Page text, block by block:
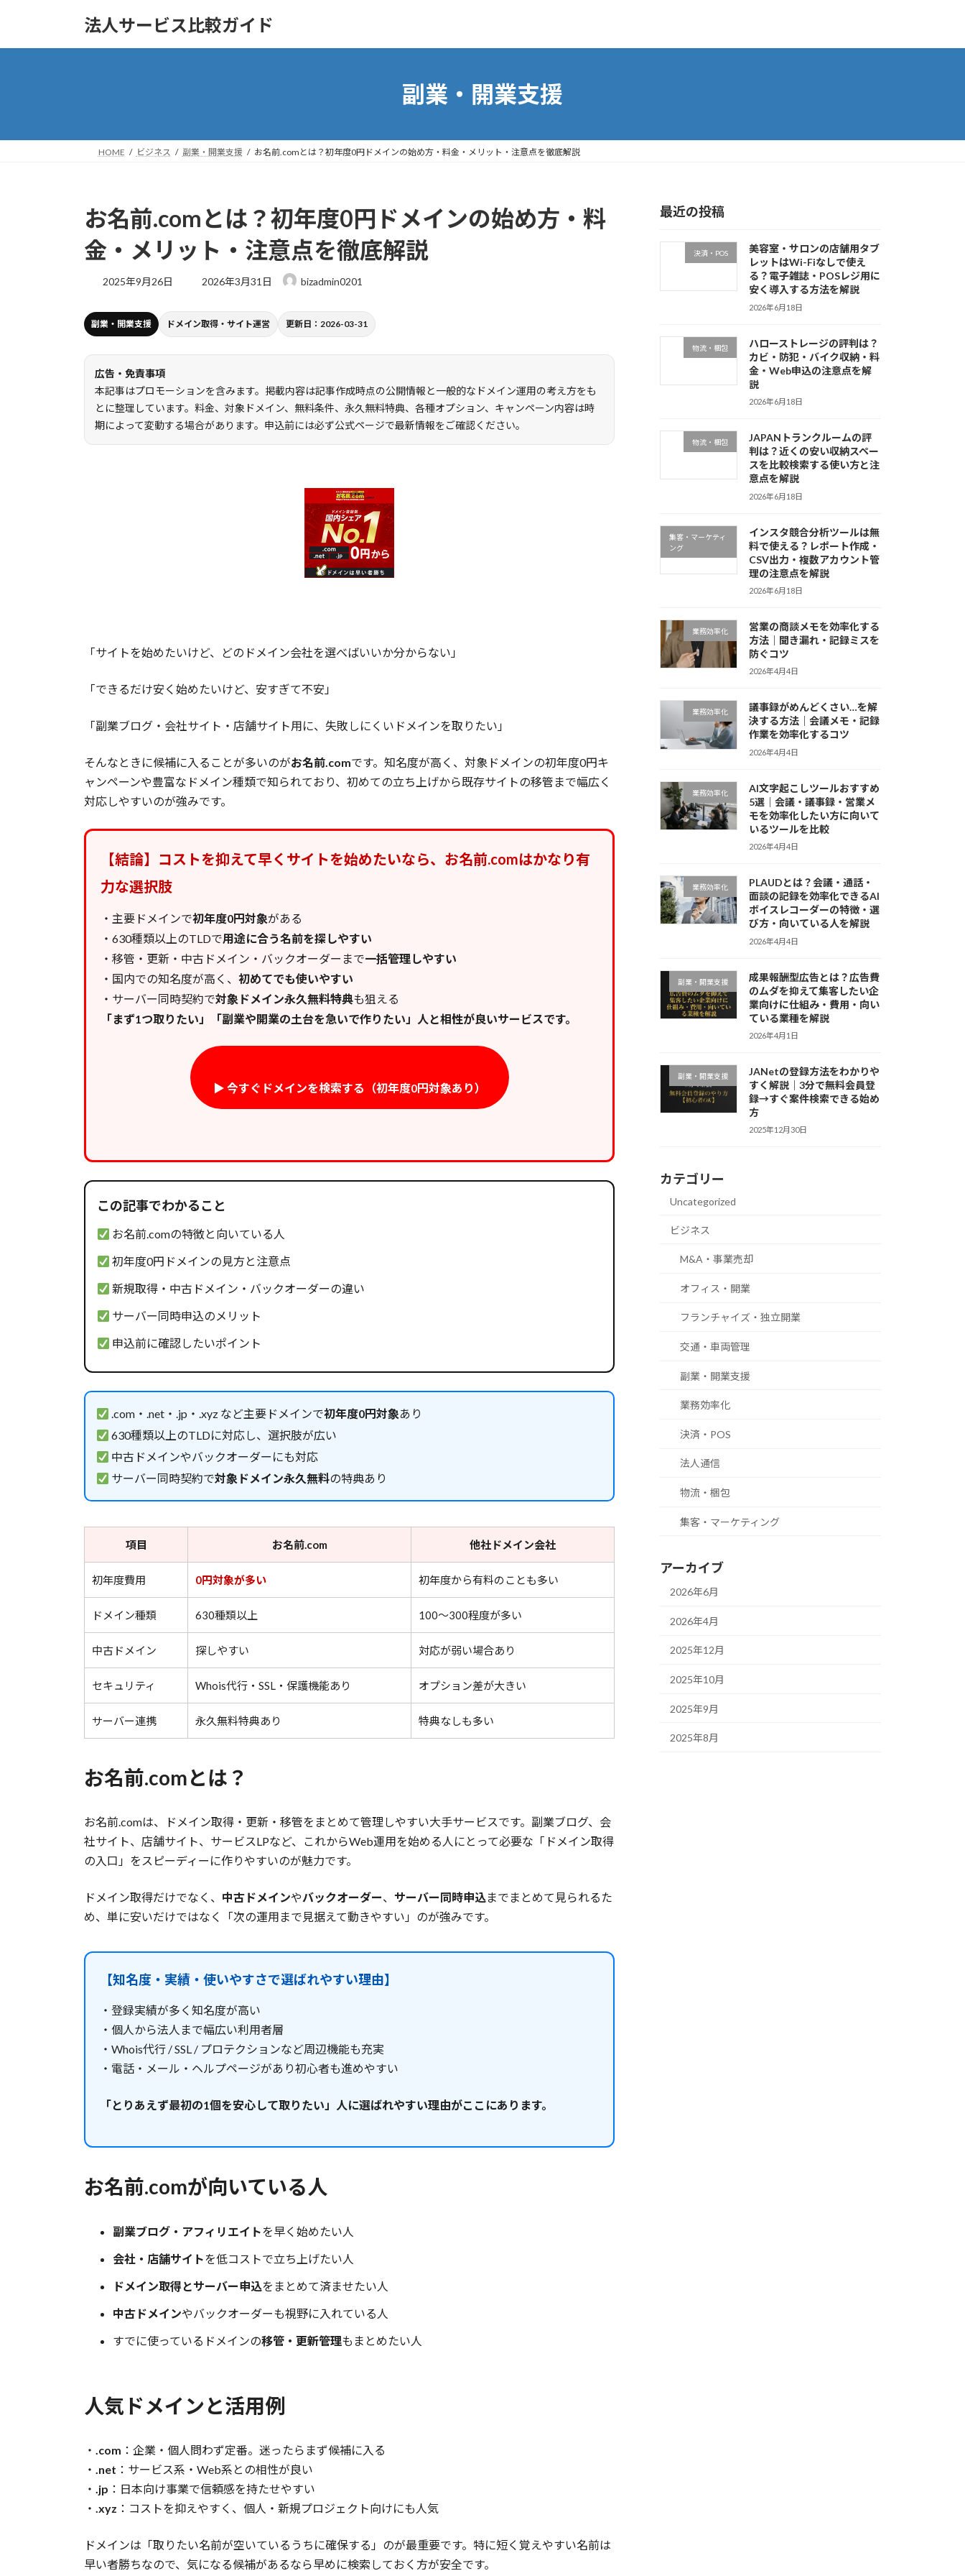
法人サービス比較ガイド
副業・開業支援
HOME ビジネス 副業・開業支援 お名前.comとは？初年度0円ドメインの始め方・料金・メリット・注意点を徹底解説
お名前.comとは？初年度0円ドメインの始め方・料
金・メリット・注意点を徹底解説
2025年9月26日
最
新
日
2026年3月31日 bizadmin0201
副業・開業支援 ドメイン取得・サイト運営 更新日：2026-03-31
広告・免責事項
本記事はプロモーションを含みます。掲載内容は記事作成時点の公開情報と一般的なドメイン運用の考え方をも
とに整理しています。料金、対象ドメイン、無料条件、永久無料特典、各種オプション、キャンペーン内容は時
期によって変動する場合があります。申込前には必ず公式ページで最新情報をご確認ください。
「サイトを始めたいけど、どのドメイン会社を選べばいいか分からない」
「できるだけ安く始めたいけど、安すぎて不安」
「副業ブログ・会社サイト・店舗サイト用に、失敗しにくいドメインを取りたい」
そんなときに候補に入ることが多いのがお名前.comです。知名度が高く、対象ドメインの初年度0円キ
ャンペーンや豊富なドメイン種類で知られており、初めての立ち上げから既存サイトの移管まで幅広く
対応しやすいのが強みです。
【結論】コストを抑えて早くサイトを始めたいなら、お名前.comはかなり有
力な選択肢
・主要ドメインで初年度0円対象がある
・630種類以上のTLDで用途に合う名前を探しやすい
・移管・更新・中古ドメイン・バックオーダーまで一括管理しやすい
・国内での知名度が高く、 初めてでも使いやすい
・サーバー同時契約で対象ドメイン永久無料特典も狙える
「まず1つ取りたい」「副業や開業の土台を急いで作りたい」人と相性が良いサービスです。
▶ 今すぐドメインを検索する（初年度0円対象あり）
この記事でわかること
お名前.comの特徴と向いている人
初年度0円ドメインの見方と注意点
新規取得・中古ドメイン・バックオーダーの違い
サーバー同時申込のメリット
申込前に確認したいポイント
.com・.net・.jp・.xyz など主要ドメインで初年度0円対象あり
630種類以上のTLDに対応し、選択肢が広い
中古ドメインやバックオーダーにも対応
サーバー同時契約で対象ドメイン永久無料の特典あり
項目 お名前.com 他社ドメイン会社
初年度費用 0円対象が多い 初年度から有料のことも多い
ドメイン種類 630種類以上 100〜300程度が多い
中古ドメイン 探しやすい 対応が弱い場合あり
セキュリティ Whois代行・SSL・保護機能あり オプション差が大きい
サーバー連携 永久無料特典あり 特典なしも多い
お名前.comとは？
お名前.comは、ドメイン取得・更新・移管をまとめて管理しやすい大手サービスです。副業ブログ、会
社サイト、店舗サイト、サービスLPなど、これからWeb運用を始める人にとって必要な「ドメイン取得
の入口」をスピーディーに作りやすいのが魅力です。
ドメイン取得だけでなく、 中古ドメインやバックオーダー、 サーバー同時申込までまとめて見られるた
め、単に安いだけではなく「次の運用まで見据えて動きやすい」のが強みです。
【知名度・実績・使いやすさで選ばれやすい理由】
・登録実績が多く知名度が高い
・個人から法人まで幅広い利用者層
・Whois代行 / SSL / プロテクションなど周辺機能も充実
・電話・メール・ヘルプページがあり初心者も進めやすい
「とりあえず最初の1個を安心して取りたい」人に選ばれやすい理由がここにあります。
お名前.comが向いている人
副業ブログ・アフィリエイトを早く始めたい人
会社・店舗サイトを低コストで立ち上げたい人
ドメイン取得とサーバー申込をまとめて済ませたい人
中古ドメインやバックオーダーも視野に入れている人
すでに使っているドメインの移管・更新管理もまとめたい人
人気ドメインと活用例
・ .com ：企業・個人問わず定番。迷ったらまず候補に入る
・ .net ：サービス系・Web系との相性が良い
・ .jp ：日本向け事業で信頼感を持たせやすい
・ .xyz ：コストを抑えやすく、個人・新規プロジェクト向けにも人気
ドメインは「取りたい名前が空いているうちに確保する」のが最重要です。特に短く覚えやすい名前は
早い者勝ちなので、気になる候補があるなら早めに検索しておく方が安全です。
最近の投稿
決済・POS
美容室・サロンの店舗用タブ
レットはWi-Fiなしで使え
る？電子雑誌・POSレジ用に
安く導入する方法を解説
2026年6月18日
物流・梱包
ハローストレージの評判は？
カビ・防犯・バイク収納・料
金・Web申込の注意点を解
説
2026年6月18日
物流・梱包
JAPANトランクルームの評
判は？近くの安い収納スペー
スを比較検索する使い方と注
意点を解説
2026年6月18日
集客・マーケティ
ング
インスタ競合分析ツールは無
料で使える？レポート作成・
CSV出力・複数アカウント管
理の注意点を解説
2026年6月18日
業務効率化
営業の商談メモを効率化する
方法｜聞き漏れ・記録ミスを
防ぐコツ
2026年4月4日
業務効率化
議事録がめんどくさい…を解
決する方法｜会議メモ・記録
作業を効率化するコツ
2026年4月4日
業務効率化
AI文字起こしツールおすすめ
5選｜会議・議事録・営業メ
モを効率化したい方に向いて
いるツールを比較
2026年4月4日
業務効率化
PLAUDとは？会議・通話・
面談の記録を効率化できるAI
ボイスレコーダーの特徴・選
び方・向いている人を解説
2026年4月4日
副業・開業支援
成果報酬型広告とは？広告費
のムダを抑えて集客したい企
業向けに仕組み・費用・向い
ている業種を解説
2026年4月1日
副業・開業支援
JANetの登録方法をわかりや
すく解説｜3分で無料会員登
録→すぐ案件検索できる始め
方
2025年12月30日
カテゴリー
Uncategorized
ビジネス
M&A・事業売却
オフィス・開業
フランチャイズ・独立開業
交通・車両管理
副業・開業支援
業務効率化
決済・POS
法人通信
物流・梱包
集客・マーケティング
アーカイブ
2026年6月
2026年4月
2025年12月
2025年10月
2025年9月
2025年8月